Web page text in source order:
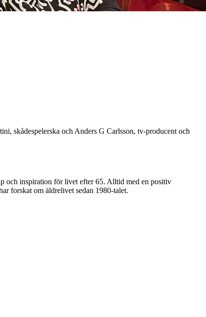
skådespelerska och Anders G Carlsson, tv-producent och
och inspiration för livet efter 65. Alltid med en positiv
forskat om äldrelivet sedan 1980-talet.